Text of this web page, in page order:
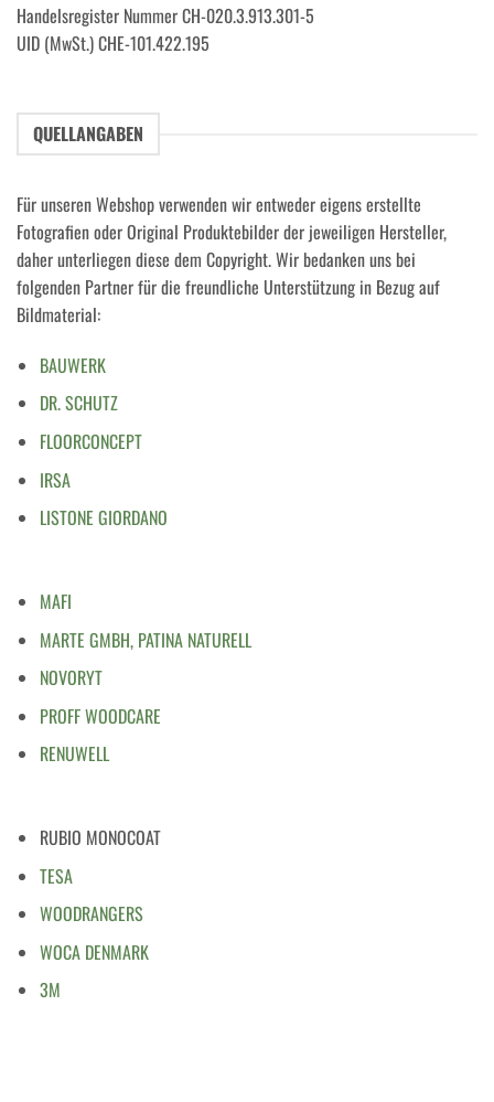
Handelsregister Nummer CH-020.3.913.301-5
UID (MwSt.) CHE-101.422.195
QUELLANGABEN
Für unseren Webshop verwenden wir entweder eigens erstellte
Fotografien oder Original Produktebilder der jeweiligen Hersteller,
daher unterliegen diese dem Copyright. Wir bedanken uns bei
folgenden Partner für die freundliche Unterstützung in Bezug auf
Bildmaterial:
BAUWERK
DR. SCHUTZ
FLOORCONCEPT
IRSA
LISTONE GIORDANO
MAFI
MARTE GMBH, PATINA NATURELL
NOVORYT
PROFF WOODCARE
RENUWELL
RUBIO MONOCOAT
TESA
WOODRANGERS
WOCA DENMARK
3M